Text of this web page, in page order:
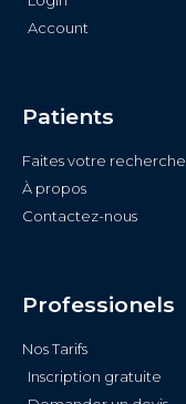
Account
Patients
Faites votre recherche
À propos
Contactez-nous
Professionels
Nos Tarifs
Inscription gratuite